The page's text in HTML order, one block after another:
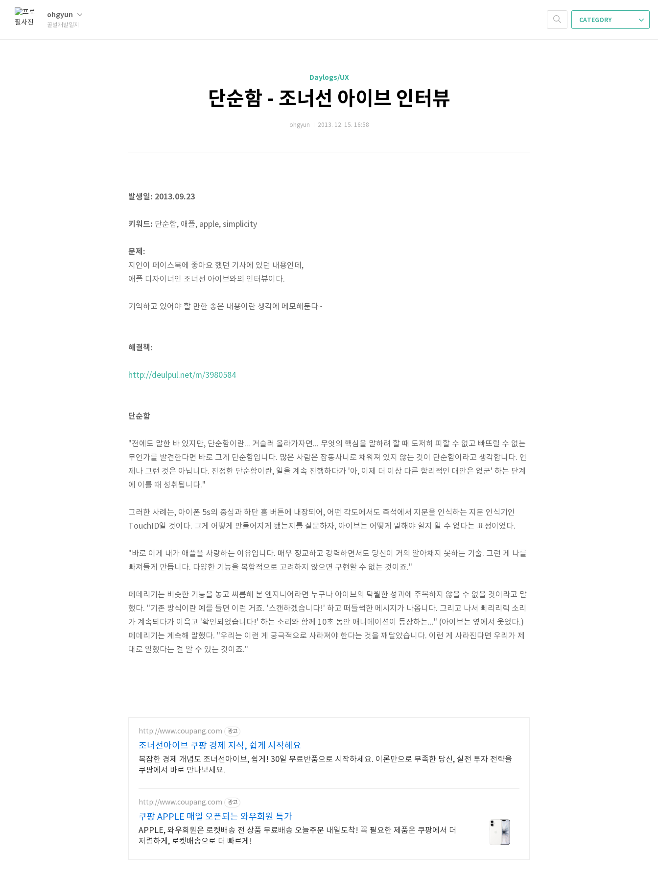
ohgyun
꿀벌개발일지
CATEGORY
Daylogs/UX
단순함 - 조너선 아이브 인터뷰
ohgyun 2013. 12. 15. 16:58
발생일: 2013.09.23
키워드: 단순함, 애플, apple, simplicity
문제:
지인이 페이스북에 좋아요 했던 기사에 있던 내용인데,
애플 디자이너인 조너선 아이브와의 인터뷰이다.
기억하고 있어야 할 만한 좋은 내용이란 생각에 메모해둔다~
해결책:
http://deulpul.net/m/3980584
단순함
"전에도 말한 바 있지만, 단순함이란... 거슬러 올라가자면... 무엇의 핵심을 말하려 할 때 도저히 피할 수 없고 빠뜨릴 수 없는
무언가를 발견한다면 바로 그게 단순함입니다. 많은 사람은 잡동사니로 채워져 있지 않는 것이 단순함이라고 생각합니다. 언
제나 그런 것은 아닙니다. 진정한 단순함이란, 일을 계속 진행하다가 '아, 이제 더 이상 다른 합리적인 대안은 없군' 하는 단계
에 이를 때 성취됩니다."
그러한 사례는, 아이폰 5s의 중심과 하단 홈 버튼에 내장되어, 어떤 각도에서도 즉석에서 지문을 인식하는 지문 인식기인
TouchID일 것이다. 그게 어떻게 만들어지게 됐는지를 질문하자, 아이브는 어떻게 말해야 할지 알 수 없다는 표정이었다.
"바로 이게 내가 애플을 사랑하는 이유입니다. 매우 정교하고 강력하면서도 당신이 거의 알아채지 못하는 기술. 그런 게 나를
빠져들게 만듭니다. 다양한 기능을 복합적으로 고려하지 않으면 구현할 수 없는 것이죠."
페데리기는 비슷한 기능을 놓고 씨름해 본 엔지니어라면 누구나 아이브의 탁월한 성과에 주목하지 않을 수 없을 것이라고 말
했다. "기존 방식이란 예를 들면 이런 거죠. '스캔하겠습니다!' 하고 떠들썩한 메시지가 나옵니다. 그리고 나서 삐리리릭 소리
가 계속되다가 이윽고 '확인되었습니다!' 하는 소리와 함께 10초 동안 애니메이션이 등장하는..." (아이브는 옆에서 웃었다.)
페데리기는 계속해 말했다. "우리는 이런 게 궁극적으로 사라져야 한다는 것을 깨달았습니다. 이런 게 사라진다면 우리가 제
대로 일했다는 걸 알 수 있는 것이죠."
http://www.coupang.com 광고
조너선아이브 쿠팡 경제 지식, 쉽게 시작해요
복잡한 경제 개념도 조너선아이브, 쉽게! 30일 무료반품으로 시작하세요. 이론만으로 부족한 당신, 실전 투자 전략을
쿠팡에서 바로 만나보세요.
http://www.coupang.com 광고
쿠팡 APPLE 매일 오픈되는 와우회원 특가
APPLE, 와우회원은 로켓배송 전 상품 무료배송 오늘주문 내일도착! 꼭 필요한 제품은 쿠팡에서 더
저렴하게, 로켓배송으로 더 빠르게!